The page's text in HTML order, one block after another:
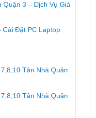
3 – Dịch Vụ Giá
Cài Đặt PC Laptop
Tận Nhà Quận
Tận Nhà Quận